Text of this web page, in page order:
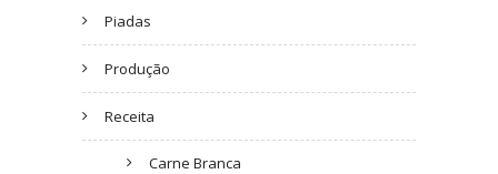
Piadas
Produção
Receita
Carne Branca